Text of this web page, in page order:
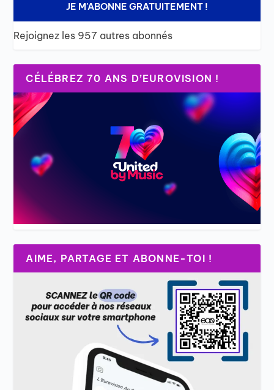
JE M'ABONNE GRATUITEMENT !
Rejoignez les 957 autres abonnés
CÉLÉBREZ 70 ANS D’EUROVISION !
AIME, PARTAGE ET ABONNE-TOI !